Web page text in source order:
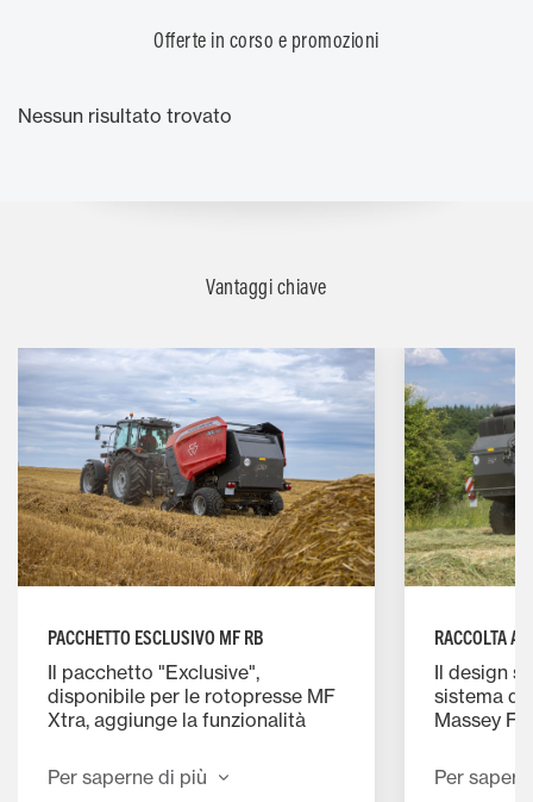
Offerte in corso e promozioni
Nessun risultato trovato
Vantaggi chiave
PACCHETTO ESCLUSIVO MF RB
Il pacchetto "Exclusive",
disponibile per le rotopresse MF
Xtra, aggiunge la funzionalità
Implement Management). Questo
nuovo pacchetto di funzioni
Per saperne di più
RACCOLTA
Il design
sistema di
Massey
meno
il sistema
Per